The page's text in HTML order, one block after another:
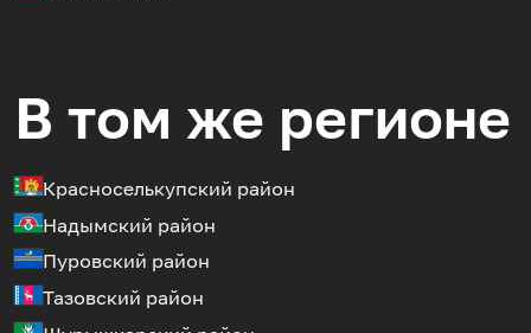
В том же регионе
Красноселькупский район
Надымский район
Пуровский район
Тазовский район